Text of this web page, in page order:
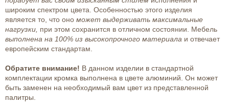
широким спектром цвета. Особенностью этого изделия
является то, что оно может выдерживать максимальные
нагрузки, при этом сохранится в отличном состоянии. Мебель
выполнена на 100% из высокопрочного материала и отвечает
европейским стандартам.
Обратите внимание! В данном изделии в стандартной
комплектации кромка выполнена в цвете алюминий. Он может
быть заменен на необходимый вам цвет из представленной
палитры.